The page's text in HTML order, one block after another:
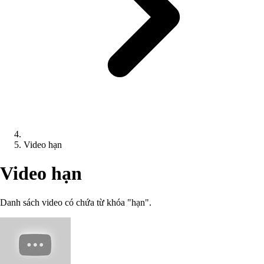
Video hạn
Video hạn
Danh sách video có chứa từ khóa "hạn".